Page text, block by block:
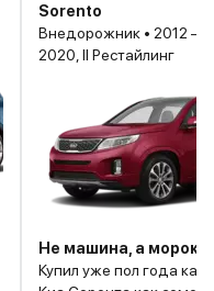
Sorento
Внедорожник • 2012 –
2020, II Рестайлинг
Не машина, а морока
Купил уже пол года как